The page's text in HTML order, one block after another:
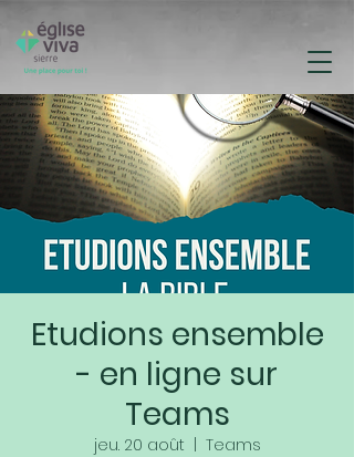
Etudions ensemble
- en ligne sur
Teams
jeu. 20 août Teams